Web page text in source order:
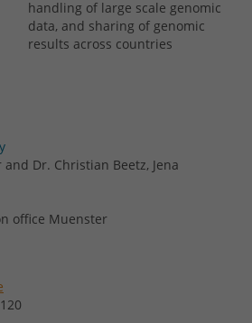
handling of large scale genomic
data, and sharing of genomic
results across countries
Dr. Christian Beetz, Jena
office Muenster